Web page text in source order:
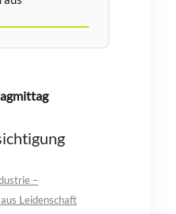
–
Leidenschaft